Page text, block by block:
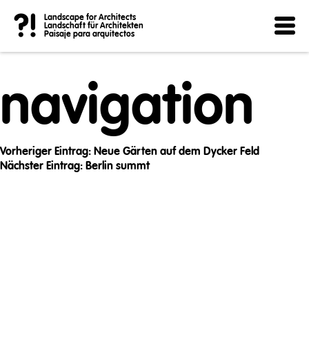
?!
Landscape for Architects
Landschaft für Architekten
Paisaje para arquitectos
Post
navigation
Vorheriger Eintrag: Neue Gärten auf dem Dycker Feld
Nächster Eintrag: Berlin summt